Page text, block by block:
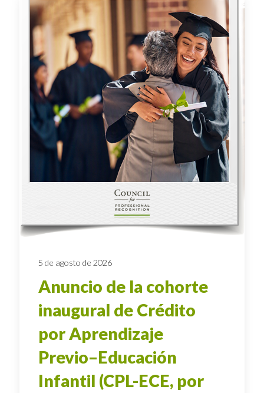
5 de agosto de 2026
Anuncio de la cohorte
inaugural de Crédito
por Aprendizaje
Previo–Educación
Infantil (CPL-ECE, por